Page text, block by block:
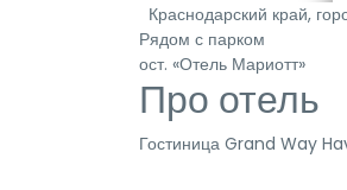
Краснодарский край,
Рядом с парком
ост. «Отель Мариотт»
Про отель
Гостиница Grand Way